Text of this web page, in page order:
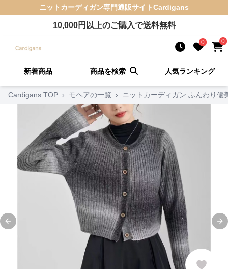
ニットカーディガン専門通販サイトCardigans
10,000円以上のご購入で送料無料
0 0
新着商品 商品を検索 人気ランキング
Cardigans TOP › モヘアの一覧 › ニットカーディガン ふんわり優
Previous slide